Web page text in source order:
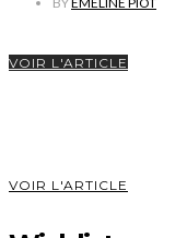
VOIR L'ARTICLE
VOIR L'ARTICLE